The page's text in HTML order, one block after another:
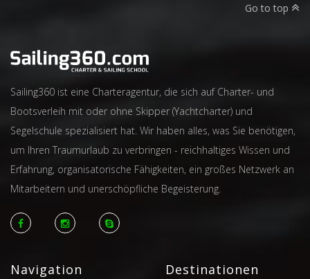
Go to top
Sailing360 ist eine Charteragentur, die sich auf Charter- und
Bootsverleih mit oder ohne Skipper (Yachtcharter) und
Segelschule spezialisiert hat. Wir haben alles, was Sie benötigen,
um Ihren Traumurlaub zu verbringen - reichhaltiges Wissen und
Erfahrung, organisatorische Fähigkeiten, ein großes Netzwerk an
Mitarbeitern und unerschöpfliche Begeisterung.
Navigation Destinationen